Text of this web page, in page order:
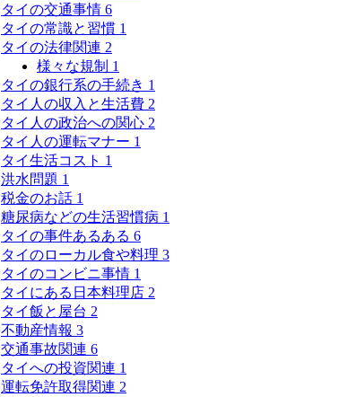
タイの交通事情 6
タイの常識と習慣 1
タイの法律関連 2
様々な規制 1
タイの銀行系の手続き 1
タイ人の収入と生活費 2
タイ人の政治への関心 2
タイ人の運転マナー 1
タイ生活コスト 1
洪水問題 1
税金のお話 1
糖尿病などの生活習慣病 1
タイの事件あるある 6
タイのローカル食や料理 3
タイのコンビニ事情 1
タイにある日本料理店 2
タイ飯と屋台 2
不動産情報 3
交通事故関連 6
タイへの投資関連 1
運転免許取得関連 2